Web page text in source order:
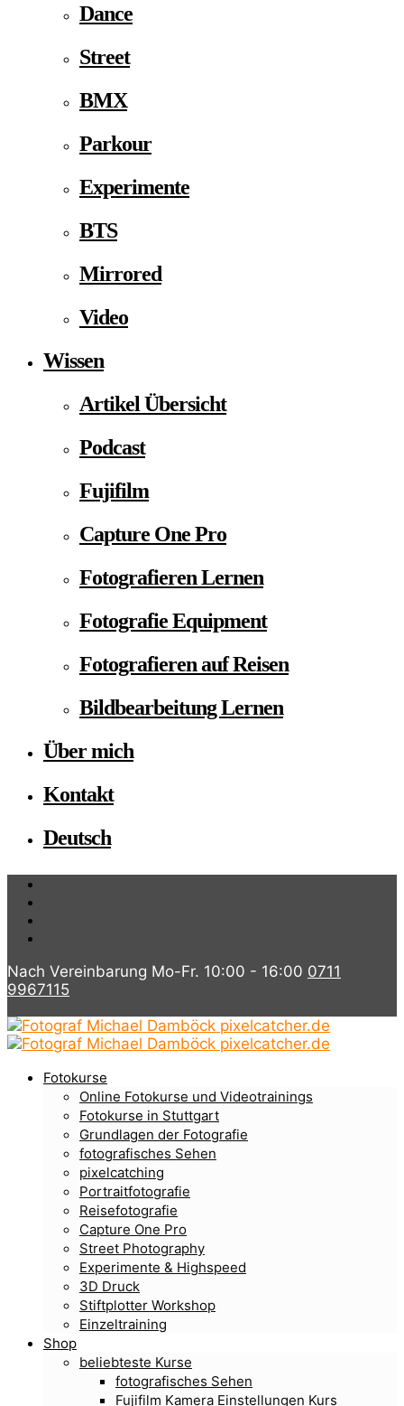
Dance
Street
BMX
Parkour
Experimente
BTS
Mirrored
Video
Wissen
Artikel Übersicht
Podcast
Fujifilm
Capture One Pro
Fotografieren Lernen
Fotografie Equipment
Fotografieren auf Reisen
Bildbearbeitung Lernen
Über mich
Kontakt
Deutsch
Nach Vereinbarung Mo-Fr. 10:00 - 16:00 0711
9967115
Fotokurse
Online Fotokurse und Videotrainings
Fotokurse in Stuttgart
Grundlagen der Fotografie
fotografisches Sehen
pixelcatching
Portraitfotografie
Reisefotografie
Capture One Pro
Street Photography
Experimente & Highspeed
3D Druck
Stiftplotter Workshop
Einzeltraining
Shop
beliebteste Kurse
fotografisches Sehen
Fujifilm Kamera Einstellungen Kurs